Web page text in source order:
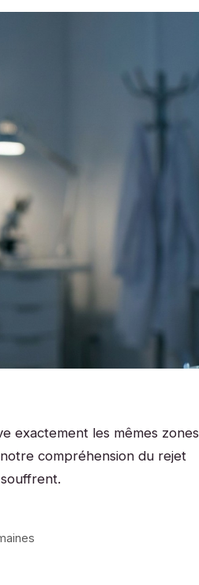
exactement les mêmes zones
compréhension du rejet